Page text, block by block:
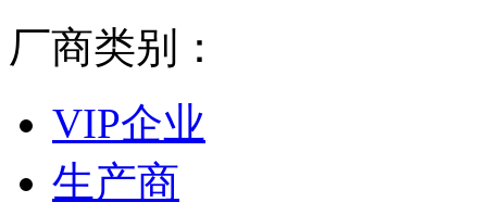
厂商类别：
VIP企业
生产商